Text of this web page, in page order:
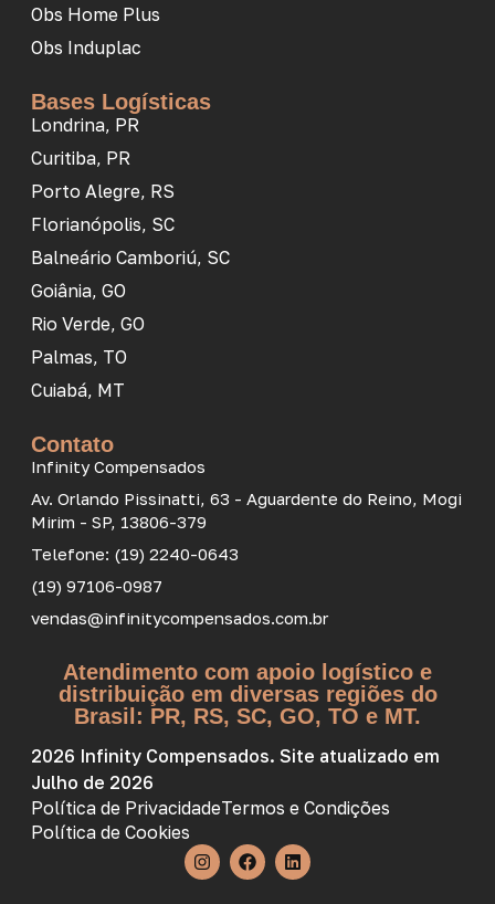
Obs Home Plus
Obs Induplac
Bases Logísticas
Londrina, PR
Curitiba, PR
Porto Alegre, RS
Florianópolis, SC
Balneário Camboriú, SC
Goiânia, GO
Rio Verde, GO
Palmas, TO
Cuiabá, MT
Contato
Infinity Compensados
Av. Orlando Pissinatti, 63 - Aguardente do Reino, Mogi
Mirim - SP, 13806-379
Telefone: (19) 2240-0643
(19) 97106-0987
vendas@infinitycompensados.com.br
Atendimento com apoio logístico e
distribuição em diversas regiões do
Brasil: PR, RS, SC, GO, TO e MT.
2026 Infinity Compensados. Site atualizado em
Julho de 2026
Política de PrivacidadeTermos e Condições
Política de Cookies